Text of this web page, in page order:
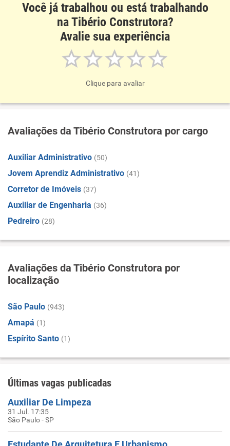
Você já trabalhou ou está trabalhando
na Tibério Construtora?
Avalie sua experiência
Clique para avaliar
Avaliações da Tibério Construtora por cargo
Auxiliar Administrativo (50)
Jovem Aprendiz Administrativo (41)
Corretor de Imóveis (37)
Auxiliar de Engenharia (36)
Pedreiro (28)
Avaliações da Tibério Construtora por
localização
São Paulo (943)
Amapá (1)
Espírito Santo (1)
Últimas vagas publicadas
Auxiliar De Limpeza
31 Jul. 17:35
São Paulo - SP